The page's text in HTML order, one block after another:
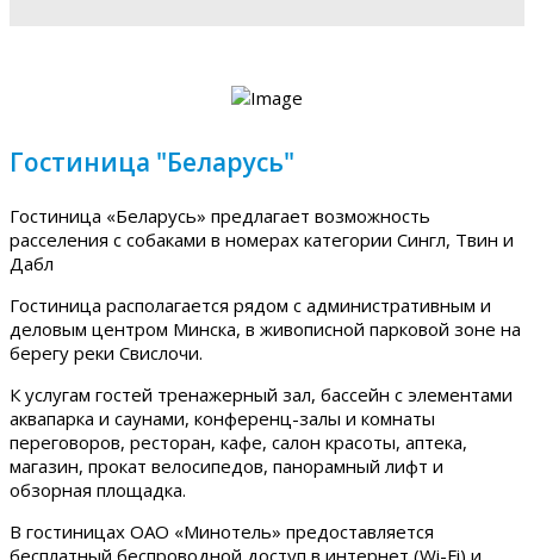
Гостиница "Беларусь"
Гостиница «Беларусь» предлагает возможность
расселения с собаками в номерах категории Сингл, Твин и
Дабл
Гостиница располагается рядом с административным и
деловым центром Минска, в живописной парковой зоне на
берегу реки Свислочи.
К услугам гостей тренажерный зал, бассейн с элементами
аквапарка и саунами, конференц-залы и комнаты
переговоров, ресторан, кафе, салон красоты, аптека,
магазин, прокат велосипедов, панорамный лифт и
обзорная площадка.
В гостиницах ОАО «Минотель» предоставляется
бесплатный беспроводной доступ в интернет (Wi-Fi) и